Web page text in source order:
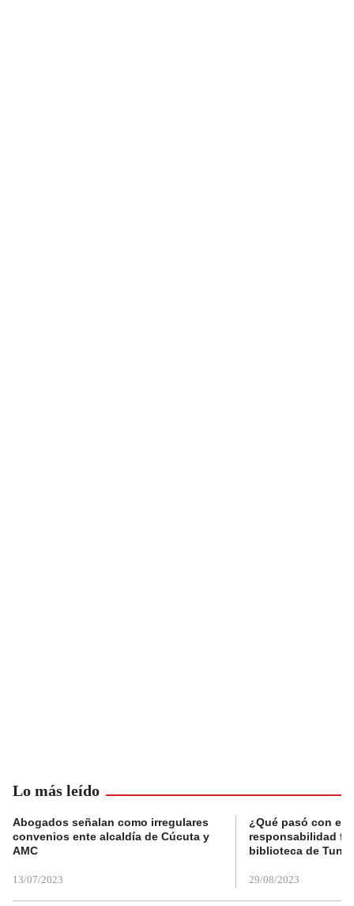
Lo más leído
Abogados señalan como irregulares
convenios ente alcaldía de Cúcuta y
AMC
13/07/2023
¿Qué pasó con el
responsabilidad
biblioteca de
29/08/2023